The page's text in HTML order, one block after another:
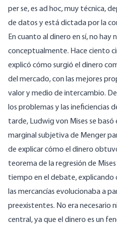
per se, es ad hoc, muy técnica,
de datos y está dictada por la
En cuanto al dinero en sí, no hay
conceptualmente. Hace ciento
explicó cómo surgió el dinero
del mercado, con las mejores
valor y medio de intercambio.
los problemas y las ineficiencias
tarde, Ludwig von Mises se
marginal subjetiva de Menger
de explicar cómo el dinero
teorema de la regresión de
tiempo en el debate, explicando
las mercancías evolucionaba a
preexistentes. No era necesario
central, ya que el dinero es un